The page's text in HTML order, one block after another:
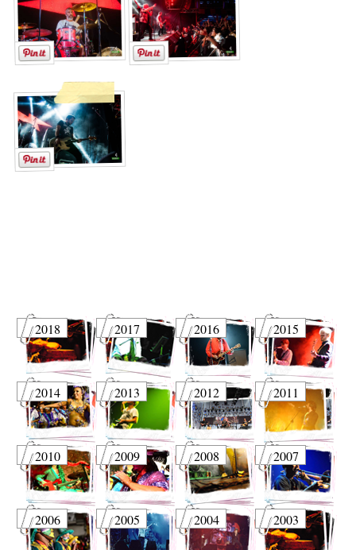
2018 2017 2016 2015
2014 2013 2012 2011
2010 2009 2008 2007
2006 2005 2004 2003